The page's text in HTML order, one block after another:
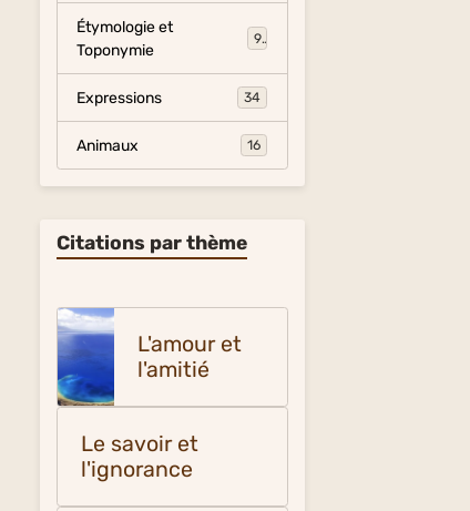
Étymologie et
Toponymie
9
Expressions 34
Animaux 16
Citations par thème
L'amour et
l'amitié
Le savoir et
l'ignorance